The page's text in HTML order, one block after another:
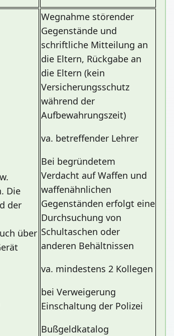
Die
der
über
Wegnahme störender
Gegenstände und
schriftliche Mitteilung an
die Eltern, Rückgabe an
die Eltern (kein
Versicherungsschutz
während der
Aufbewahrungszeit)
va. betreffender Lehrer
Bei begründetem
Verdacht auf Waffen und
waffenähnlichen
Gegenständen erfolgt eine
Durchsuchung von
Schultaschen oder
anderen Behältnissen
va. mindestens 2 Kollegen
bei Verweigerung
Einschaltung der Polizei
Bußgeldkatalog